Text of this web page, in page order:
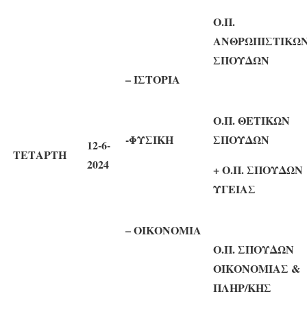
ΤΕΤΑΡΤΗ
12-6-
2024
– ΙΣΤΟΡΙΑ
-ΦΥΣΙΚΗ
– ΟΙΚΟΝΟΜΙΑ
Ο.Π.
ΣΠΟΥΔΩΝ
Ο.Π. ΘΕΤΙΚΩΝ
ΣΠΟΥΔΩΝ
+ Ο.Π. ΣΠΟΥΔΩΝ
ΥΓΕΙΑΣ
Ο.Π. ΣΠΟΥΔΩΝ
ΟΙΚΟΝΟΜΙΑΣ &
ΠΛΗΡ/ΚΗΣ